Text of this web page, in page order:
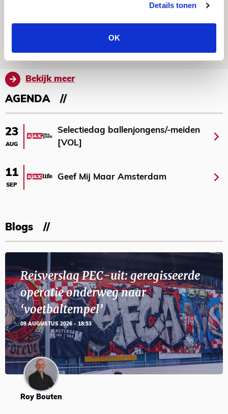
Details tonen
OK
Míchel: ‘Mentaliteit werd beter nadat
ik wissels erin bracht’
NIEUWS
Bekijk meer
AGENDA
23
AUG
Selectiedag ballenjongens/-meiden
[VOL]
11
SEP
Geef Mij Maar Amsterdam
Blogs
Reisverslag PEC-uit: geregisseerde
operatie onderweg naar
‘voetbaltempel’
09 AUGUSTUS 2026 - 18:53
Roy Bouten